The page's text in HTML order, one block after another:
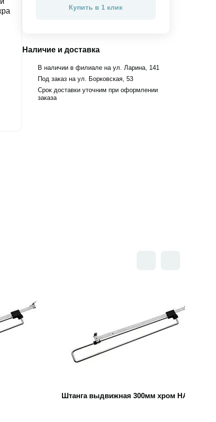
Купить в 1 клик
Наличие и доставка
В наличии в филиале на ул. Ларина, 141
Под заказ на ул. Борковская, 53
Срок доставки уточним при оформлении
заказа
Штанга выдвижная 300мм хром HARDI